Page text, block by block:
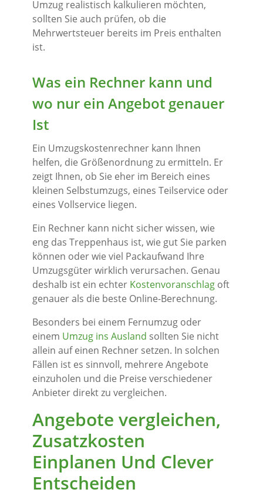
Umzug realistisch kalkulieren möchten,
sollten Sie auch prüfen, ob die
Mehrwertsteuer bereits im Preis enthalten
ist.
Was ein Rechner kann und
wo nur ein Angebot genauer
Ist
Ein Umzugskostenrechner kann Ihnen
helfen, die Größenordnung zu ermitteln. Er
zeigt Ihnen, ob Sie eher im Bereich eines
kleinen Selbstumzugs, eines Teilservice oder
eines Vollservice liegen.
Ein Rechner kann nicht sicher wissen, wie
eng das Treppenhaus ist, wie gut Sie parken
können oder wie viel Packaufwand Ihre
Umzugsgüter wirklich verursachen. Genau
deshalb ist ein echter Kostenvoranschlagoft
genauer als die beste Online-Berechnung.
Besonders bei einem Fernumzug oder
einem Umzug ins Ausland sollten Sie nicht
allein auf einen Rechner setzen. In solchen
Fällen ist es sinnvoll, mehrere Angebote
einzuholen und die Preise verschiedener
Anbieter direkt zu vergleichen.
Angebote vergleichen,
Zusatzkosten
Einplanen Und Clever
Entscheiden